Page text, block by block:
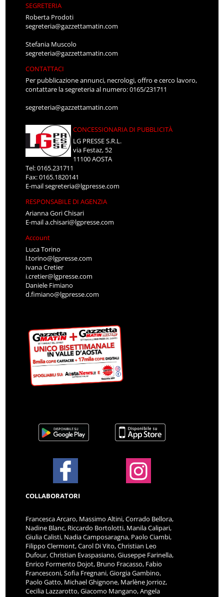
SEGRETERIA
Roberta Prodoti
segreteria@gazzettamatin.com
Stefania Muscolo
segreteria@gazzettamatin.com
CONTATTACI
Per pubblicazione annunci, necrologi, offro e cerco lavoro,
contattare la segreteria al numero: 0165/231711
segreteria@gazzettamatin.com
CONCESSIONARIA DI PUBBLICITÀ
LG PRESSE S.R.L.
via Festaz, 52
11100 AOSTA
Tel: 0165.231711
Fax: 0165.1820141
E-mailsegreteria@lgpresse.com
RESPONSABILE DI AGENZIA
Arianna Gori Chisari
E-maila.chisari@lgpresse.com
Account
Luca Torino
l.torino@lgpresse.com
Ivana Cretier
i.cretier@lgpresse.com
Daniele Fimiano
d.fimiano@lgpresse.com
COLLABORATORI
Francesca Arcaro, Massimo Altini, Corrado Bellora,
Nadine Blanc, Riccardo Bortolotti, Manila Calipari,
Giulia Calisti, Nadia Camposaragna, Paolo Ciambi,
Filippo Clermont, Carol Di Vito, Christian Leo
Dufour, Christian Evaspasiano, Giuseppe Farinella,
Enrico Formento Dojot, Bruno Fracasso, Fabio
Francesconi, Sofia Fregnani, Giorgia Gambino,
Paolo Gatto, Michael Ghignone, Marlène Jorrioz,
Cecilia Lazzarotto, Giacomo Mangano, Angela